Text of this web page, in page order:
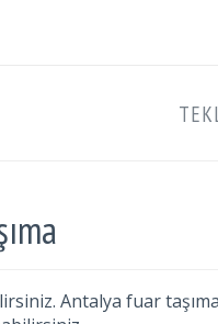
Antalya fuar